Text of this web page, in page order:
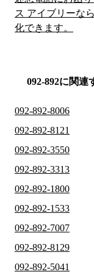
ス アイブリーな
化できます。
092-892に関連
092-892-8006
092-892-8121
092-892-3550
092-892-3313
092-892-1800
092-892-1533
092-892-7007
092-892-8129
092-892-5041